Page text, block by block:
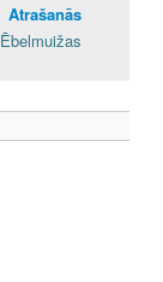
Atrašanās